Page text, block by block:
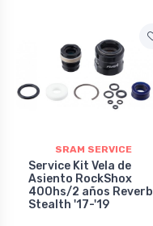
SRAM SERVICE
Service Kit Vela de
Asiento RockShox
400hs/2 años Reverb
Stealth '17-'19